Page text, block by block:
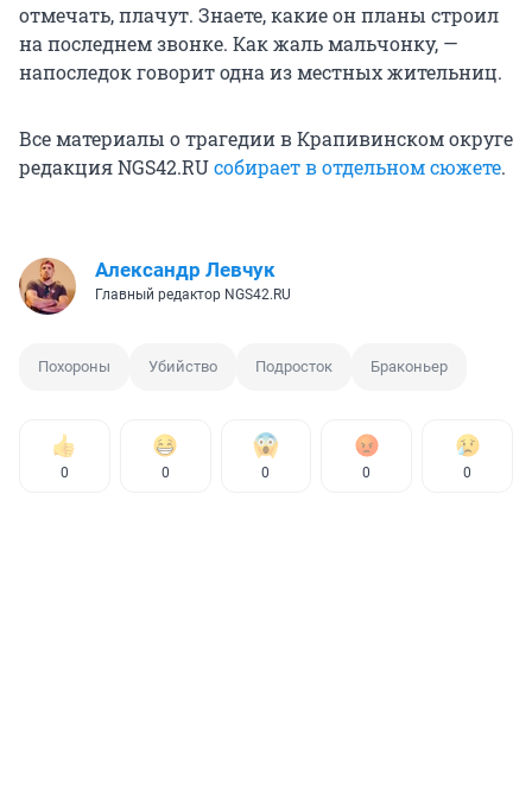
отмечать, плачут. Знаете, какие он планы строил
на последнем звонке. Как жаль мальчонку, —
напоследок говорит одна из местных жительниц.
Все материалы о трагедии в Крапивинском округе
редакция NGS42.RUсобирает в отдельном сюжете.
Александр Левчук
Главный редактор NGS42.RU
Похороны Убийство Подросток Браконьер
0 0 0 0 0